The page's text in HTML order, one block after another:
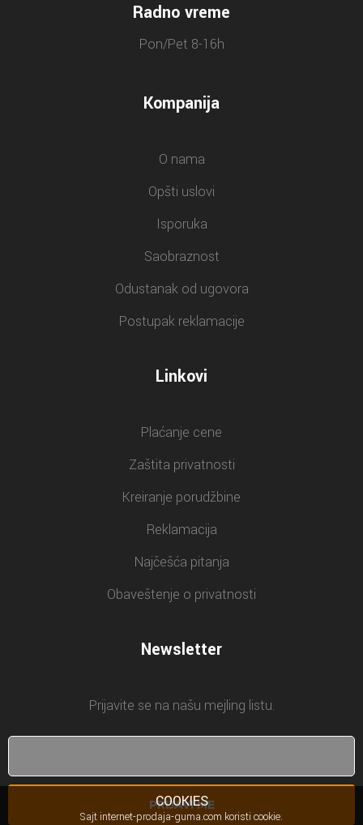
Radno vreme
Pon/Pet 8-16h
Kompanija
O nama
Opšti uslovi
Isporuka
Saobraznost
Odustanak od ugovora
Postupak reklamacije
Linkovi
Plaćanje cene
Zaštita privatnosti
Kreiranje porudžbine
Reklamacija
Najčešća pitanja
Obaveštenje o privatnosti
Newsletter
Prijavite se na našu mejling listu.
PRIJAVI ME
COOKIES
Sajt internet-prodaja-guma.com koristi cookie.